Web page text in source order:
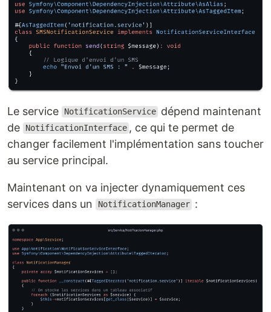
Le service NotificationService dépend maintenant
de
NotificationInterface , ce qui te permet de
changer facilement l'implémentation sans toucher
au service principal.
Maintenant on va injecter dynamiquement ces
services dans un
NotificationManager :